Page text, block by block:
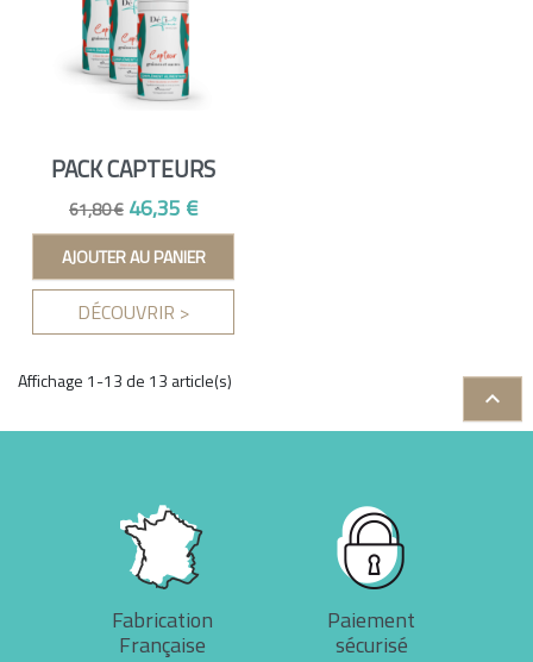
PACK CAPTEURS
Prix de base
61,80 € Prix
46,35 €
AJOUTER AU PANIER
DÉCOUVRIR >
Affichage 1-13 de 13 article(s)

Fabrication
Française
Paiement
sécurisé